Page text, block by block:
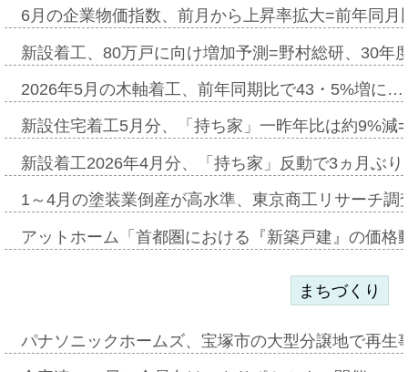
6月の企業物価指数、前月から上昇率拡大=前年同
新設着工、80万戸に向け増加予測=野村総研、30年
2026年5月の木軸着工、前年同期比で43・5%増に…
新設住宅着工5月分、「持ち家」一昨年比は約9%
新設着工2026年4月分、「持ち家」反動で3ヵ月ぶ
1～4月の塗装業倒産が高水準、東京商工リサーチ
アットホーム「首都圏における『新築戸建』の価
まちづくり
パナソニックホームズ、宝塚市の大型分譲地で再